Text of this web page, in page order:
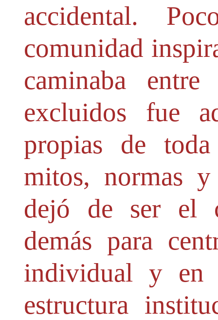
accidental.
comunidad
caminaba
excluidos fue
propias de
mitos, normas
dejó de ser el
demás para
individual y en
estructura